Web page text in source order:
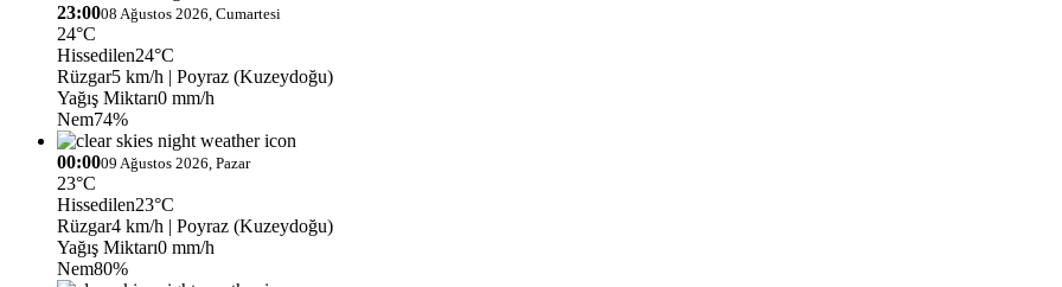
23:0008 Ağustos 2026, Cumartesi
24°C
Hissedilen24°C
Rüzgar5 km/h | Poyraz (Kuzeydoğu)
Yağış Miktarı0 mm/h
Nem74%
00:0009 Ağustos 2026, Pazar
23°C
Hissedilen23°C
Rüzgar4 km/h | Poyraz (Kuzeydoğu)
Yağış Miktarı0 mm/h
Nem80%